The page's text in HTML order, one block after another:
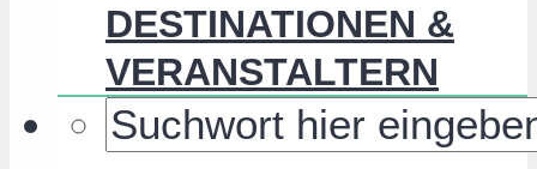
DESTINATIONEN &
VERANSTALTERN